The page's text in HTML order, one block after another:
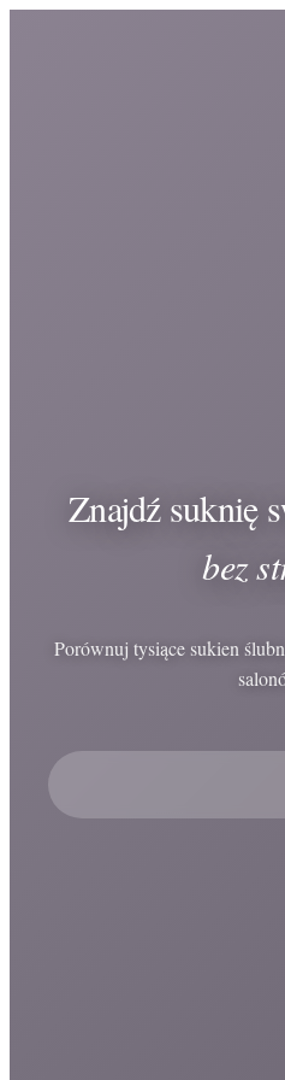
Znajdź suknię
bez
Porównuj tysiące sukien